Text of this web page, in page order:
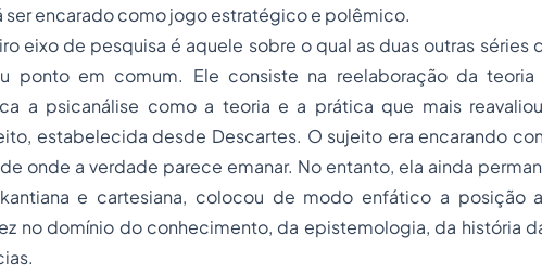
ser encarado como jogo estratégico e polêmico.
eixo de pesquisa é aquele sobre o qual as duas outras séries
ponto em comum. Ele consiste na reelaboração da
a psicanálise como a teoria e a prática que mais
estabelecida desde Descartes. O sujeito era encarando
onde a verdade parece emanar. No entanto, ela ainda
e cartesiana, colocou de modo enfático a posição
no domínio do conhecimento, da epistemologia, da história